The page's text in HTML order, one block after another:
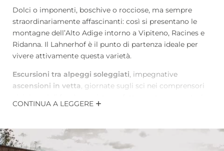
Dolci o imponenti, boschive o rocciose, ma sempre
straordinariamente affascinanti: così si presentano le
montagne dell’Alto Adige intorno a Vipiteno, Racines e
Ridanna. Il Lahnerhof è il punto di partenza ideale per
vivere attivamente questa varietà.
Escursioni tra alpeggi soleggiati, impegnative
ascensioni in vetta , giornate sugli sci nei comprensori
possibilità per la vostra vacanza attiva in Alto Adige sono
Che desideriate attività sportive o momenti di puro
CONTINUA A LEGGERE